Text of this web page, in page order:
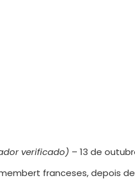
verificado) – 13 de
franceses, depois